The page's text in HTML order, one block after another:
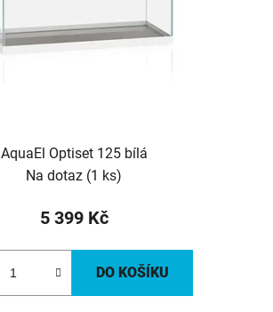
AquaEl Optiset 125 bílá
Na dotaz (1 ks)
5 399 Kč
DO KOŠÍKU